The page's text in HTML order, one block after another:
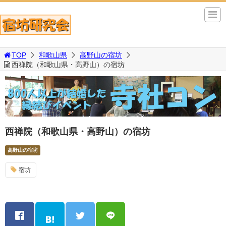
TOP 和歌山県
高野山の宿坊
西禅院（和歌山県・高野山）の宿坊
西禅院（和歌山県・高野山）の宿坊
高野山の宿坊
宿坊